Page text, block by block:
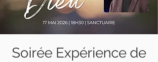
Soirée Expérience de